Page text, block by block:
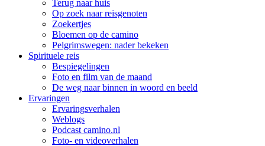
Terug naar huis
Op zoek naar reisgenoten
Zoekertjes
Bloemen op de camino
Pelgrimswegen: nader bekeken
Spirituele reis
Bespiegelingen
Foto en film van de maand
De weg naar binnen in woord en beeld
Ervaringen
Ervaringsverhalen
Weblogs
Podcast camino.nl
Foto- en videoverhalen